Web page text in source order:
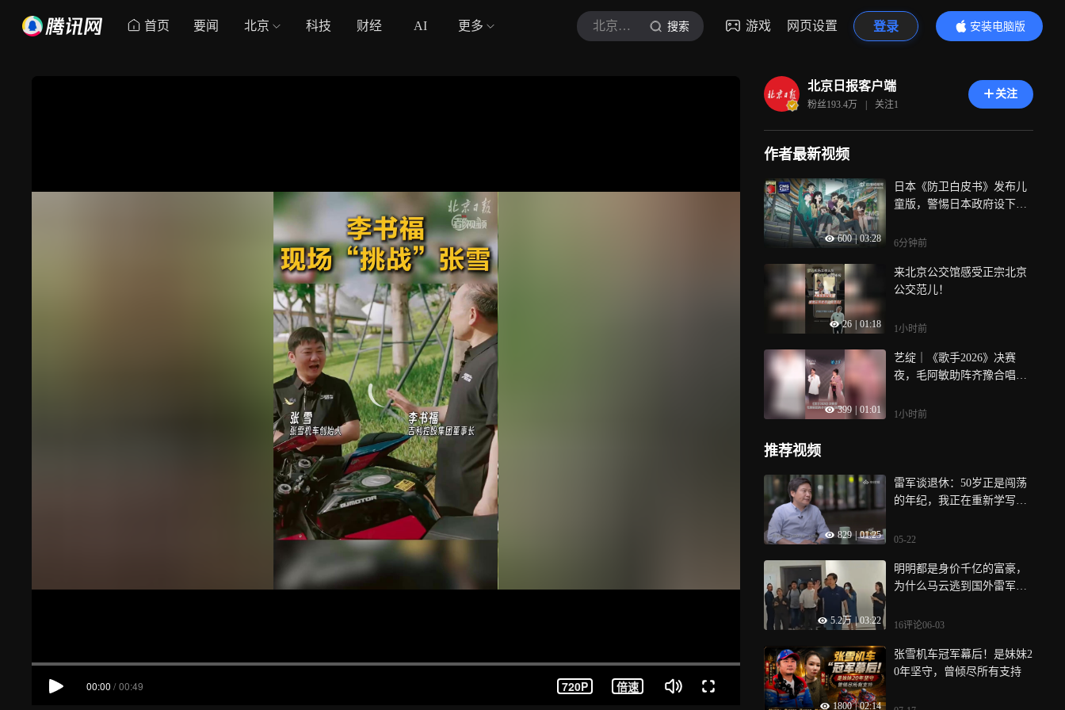
首页 要闻 北京 科技 财经 AI 更多 北京日报客户端 搜索 游戏 网页设置 登录
安装电脑版
内容更精彩
00:00 / 00:49 720P 倍速
北京日报客户端
粉丝193.4万 | 关注1
关注
作者最新视频
600 | 03:28
日本《防卫白皮书》发布儿
童版，警惕日本政府设下的
6分钟前
26 01:18
来北京公交馆感受正宗北京
公交范儿！
1小时前
399 01:01
艺绽｜《歌手2026》决赛
夜，毛阿敏助阵齐豫合唱
怀满满
1小时前
推荐视频
829 01:25
雷军谈退休：50岁正是闯荡
的年纪，我正在重新学写程
05-22
5.2万 | 03:22
明明都是身价千亿的富豪，
为什么马云逃到国外雷军却
16评论06-03
1800 | 02:14
张雪机车冠军幕后！是妹妹2
0年坚守，曾倾尽所有支持